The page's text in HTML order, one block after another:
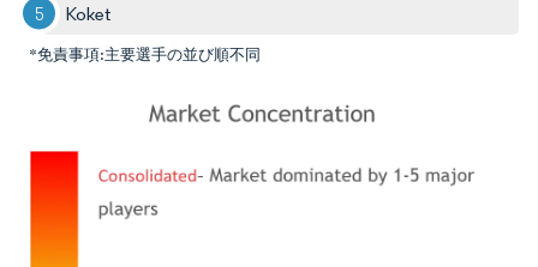
Koket
*免責事項:主要選手の並び順不同